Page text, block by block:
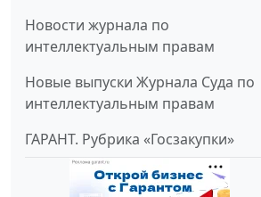
Новости журнала по
интеллектуальным правам
Новые выпуски Журнала Суда по
интеллектуальным правам
ГАРАНТ. Рубрика «Госзакупки»